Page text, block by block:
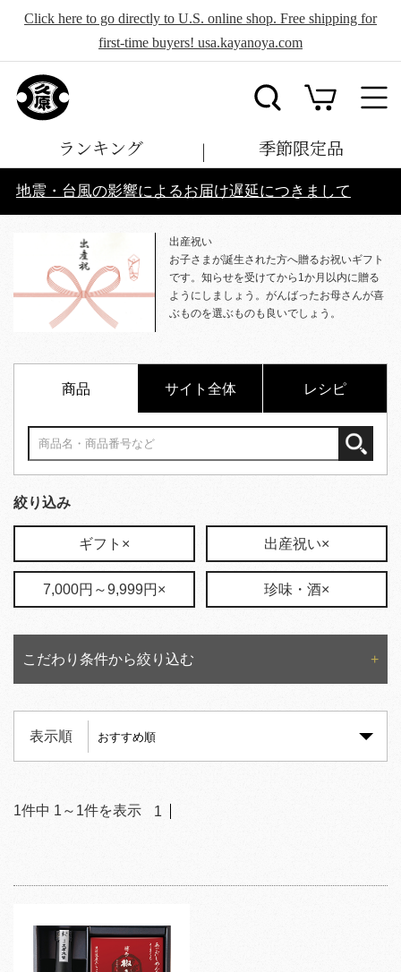
Click here to go directly to U.S. online shop. Free shipping for
first-time buyers! usa.kayanoya.com
ランキング 季節限定品
地震・台風の影響によるお届け遅延につきまして
出産祝い
お子さまが誕生された方へ贈るお祝いギフト
です。知らせを受けてから1か月以内に贈る
ようにしましょう。がんばったお母さんが喜
ぶものを選ぶものも良いでしょう。
商品 サイト全体 レシピ
絞り込み
ギフト× 出産祝い×
7,000円～9,999円× 珍味・酒×
こだわり条件から絞り込む
表示順
1件中 1 ～ 1件を表示 1